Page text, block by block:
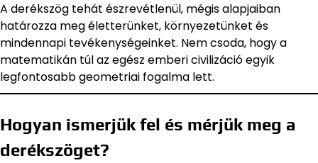
A derékszög tehát észrevétlenül, mégis alapjaiban
határozza meg életterünket, környezetünket és
mindennapi tevékenységeinket. Nem csoda, hogy a
matematikán túl az egész emberi civilizáció egyik
legfontosabb geometriai fogalma lett.
Hogyan ismerjük fel és mérjük meg a
derékszöget?